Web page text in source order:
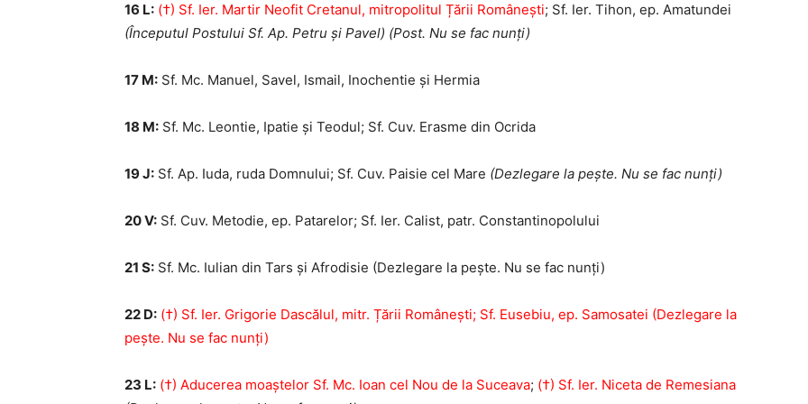
16 L: (†) Sf. Ier. Martir Neofit Cretanul, mitropolitul Țării Românești; Sf. Ier. Tihon, ep. Amatundei
(Începutul Postului Sf. Ap. Petru și Pavel) (Post. Nu se fac nunți)
17 M: Sf. Mc. Manuel, Savel, Ismail, Inochentie și Hermia
18 M: Sf. Mc. Leontie, Ipatie și Teodul; Sf. Cuv. Erasme din Ocrida
19 J: Sf. Ap. Iuda, ruda Domnului; Sf. Cuv. Paisie cel Mare (Dezlegare la pește. Nu se fac nunți)
20 V: Sf. Cuv. Metodie, ep. Patarelor; Sf. Ier. Calist, patr. Constantinopolului
21 S: Sf. Mc. Iulian din Tars și Afrodisie (Dezlegare la pește. Nu se fac nunți)
22 D: (†) Sf. Ier. Grigorie Dascălul, mitr. Țării Românești; Sf. Eusebiu, ep. Samosatei (Dezlegare la
pește. Nu se fac nunți)
23 L: (†) Aducerea moaștelor Sf. Mc. Ioan cel Nou de la Suceava; (†) Sf. Ier. Niceta de Remesiana